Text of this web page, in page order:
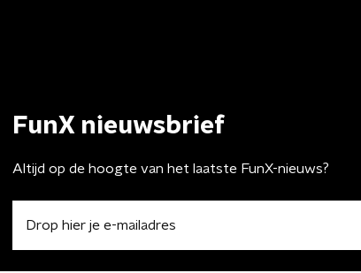
FunX nieuwsbrief
Altijd op de hoogte van het laatste FunX-nieuws?